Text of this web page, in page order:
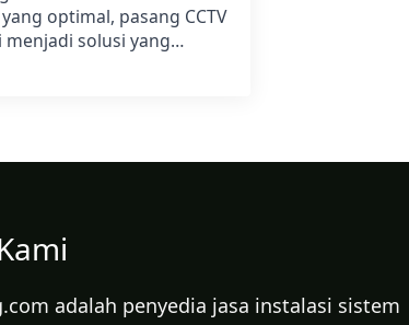
optimal, pasang CCTV
menjadi solusi yang…
adalah penyedia jasa instalasi sistem